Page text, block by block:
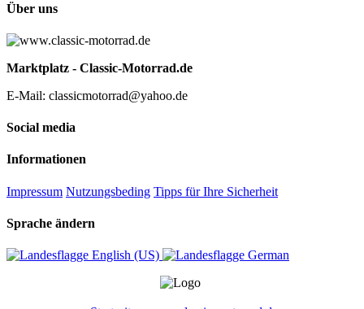
Über uns
Marktplatz - Classic-Motorrad.de
E-Mail: classicmotorrad@yahoo.de
Social media
Informationen
Impressum Nutzungsbeding Tipps für Ihre Sicherheit
Sprache ändern
English (US)‎ German‎